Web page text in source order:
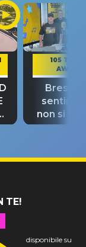
105 TAKE
AWAY
Bresh:
non si
fino alla
TE!
disponibile su